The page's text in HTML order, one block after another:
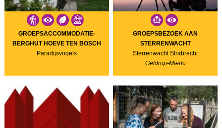
GROEPSACCOMMODATIE-
BERGHUT HOEVE TEN BOSCH
Paradijsvogels
GROEPSBEZOEK AAN
STERRENWACHT
Sterrenwacht Strabrecht
Geldrop-Mierlo